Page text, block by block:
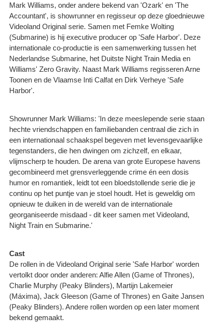
Mark Williams, onder andere bekend van 'Ozark' en 'The
Accountant', is showrunner en regisseur op deze gloednieuwe
Videoland Original serie. Samen met Femke Wolting
(Submarine) is hij executive producer op 'Safe Harbor'. Deze
internationale co-productie is een samenwerking tussen het
Nederlandse Submarine, het Duitste Night Train Media en
Williams' Zero Gravity. Naast Mark Williams regisseren Arne
Toonen en de Vlaamse Inti Calfat en Dirk Verheye 'Safe
Harbor'.
Showrunner Mark Williams: 'In deze meeslepende serie staan
hechte vriendschappen en familiebanden centraal die zich in
een internationaal schaakspel begeven met levensgevaarlijke
tegenstanders, die hen dwingen om zichzelf, en elkaar,
vlijmscherp te houden. De arena van grote Europese havens
gecombineerd met grensverleggende crime én een dosis
humor en romantiek, leidt tot een bloedstollende serie die je
continu op het puntje van je stoel houdt. Het is geweldig om
opnieuw te duiken in de wereld van de internationale
georganiseerde misdaad - dit keer samen met Videoland,
Night Train en Submarine.'
Cast
De rollen in de Videoland Original serie 'Safe Harbor' worden
vertolkt door onder anderen: Alfie Allen (Game of Thrones),
Charlie Murphy (Peaky Blinders), Martijn Lakemeier
(Máxima), Jack Gleeson (Game of Thrones) en Gaite Jansen
(Peaky Blinders). Andere rollen worden op een later moment
bekend gemaakt.